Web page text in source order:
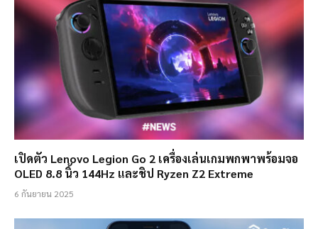
เปิดตัว Lenovo Legion Go 2 เครื่องเล่นเกมพกพาพร้อมจอ
OLED 8.8 นิ้ว 144Hz และชิป Ryzen Z2 Extreme
6 กันยายน 2025